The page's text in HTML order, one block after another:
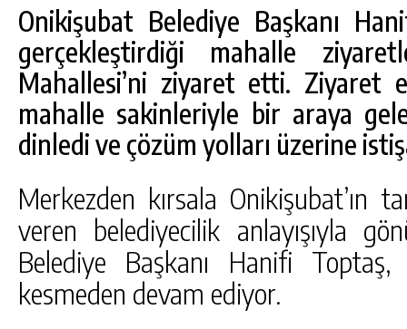
Onikişubat Belediye Başkanı
gerçekleştirdiği mahalle
Mahallesi’ni ziyaret etti. Ziyaret
mahalle sakinleriyle bir araya
dinledi ve çözüm yolları üzerine
Merkezden kırsala Onikişubat’ın
veren belediyecilik anlayışıyla
Belediye Başkanı Hanifi
kesmeden devam ediyor.
GÖKSUN HAFIZLIK KIZ KUR’AN KURSU
ÖĞRENCILERINE DARENDE GEZISI.